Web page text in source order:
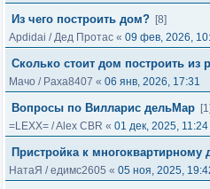
Из чего построить дом? [8]
Apdidai /Дед Протас « 09 фев, 2026,
Сколько стоит дом построить из
Мачо / Paxa8407 « 06 янв, 2026, 17:31
Вопросы по Вилларис дельМар [1]
=LEXX= /Alex CBR « 01 дек, 2025, 11:24
Пристройка к многоквартирному
НатаЯ /едимс2605 « 05 ноя, 2025,